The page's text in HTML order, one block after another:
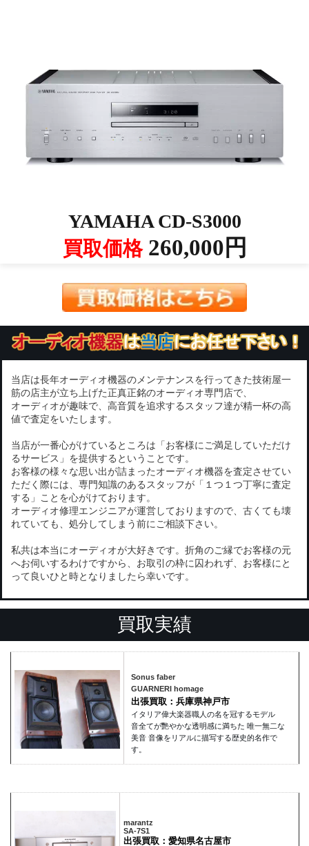
YAMAHA CD-S3000
買取価格260,000円
当店は長年オーディオ機器のメンテナンスを行ってきた技術屋一
筋の店主が立ち上げた正真正銘のオーディオ専門店で、
オーディオが趣味で、高音質を追求するスタッフ達が精一杯の高
値で査定をいたします。
当店が一番心がけているところは「お客様にご満足していただけ
るサービス」を提供するということです。
お客様の様々な思い出が詰まったオーディオ機器を査定させてい
ただく際には、専門知識のあるスタッフが「１つ１つ丁寧に査定
する」ことを心がけております。
オーディオ修理エンジニアが運営しておりますので、古くても壊
れていても、処分してしまう前にご相談下さい。
私共は本当にオーディオが大好きです。折角のご縁でお客様の元
へお伺いするわけですから、お取引の枠に囚われず、お客様にと
って良いひと時となりましたら幸いです。
買取実績
Sonus faber
GUARNERI homage
出張買取：兵庫県神戸市
イタリア偉大楽器職人の名を冠するモデル
音全てが艷やかな透明感に満ちた 唯一無二な
美音 音像をリアルに描写する歴史的名作で
す。
marantz
SA-7S1
出張買取：愛知県名古屋市